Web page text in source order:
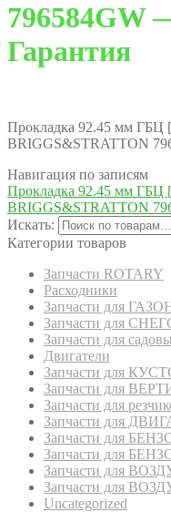
796584GW
Гарантия
Прокладка 92.45 мм ГБЦ
BRIGGS&STRATTON
Навигация по записям
Прокладка 92.45 мм ГБЦ
BRIGGS&STRATTON
Искать:
Категории товаров
Запчасти ROTARY
Расходники
Запчасти для
Запчасти для
Запчасти для
Двигатели
Запчасти для
Запчасти для
Запчасти для
Запчасти для
Запчасти для
Запчасти для
Запчасти для
Запчасти для
Uncategorized